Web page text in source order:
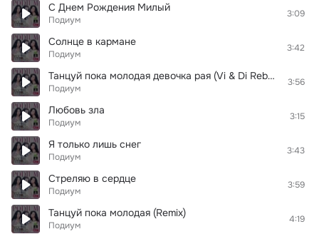
С Днем Рождения Милый
Подиум
3:09
Солнце в кармане
Подиум
3:42
Танцуй пока молодая девочка рая (Vi & Di Reboot)
Подиум
3:56
Любовь зла
Подиум
3:15
Я только лишь снег
Подиум
3:43
Стреляю в сердце
Подиум
3:59
Танцуй пока молодая (Remix)
Подиум
4:19